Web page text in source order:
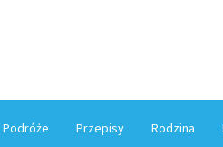
Podróże Przepisy Rodzina